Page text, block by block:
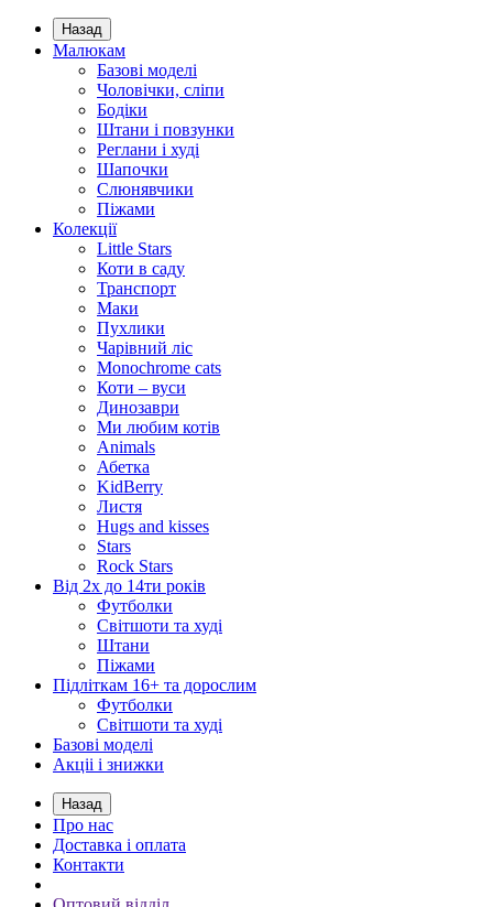
Назад
Малюкам
Базові моделі
Чоловічки, сліпи
Бодіки
Штани і повзунки
Реглани і худі
Шапочки
Слюнявчики
Піжами
Колекції
Little Stars
Коти в саду
Транспорт
Маки
Пухлики
Чарівний ліс
Monochrome cats
Коти – вуси
Динозаври
Ми любим котів
Animals
Абетка
KidBerry
Листя
Hugs and kisses
Stars
Rock Stars
Від 2х до 14ти років
Футболки
Світшоти та худі
Штани
Піжами
Підліткам 16+ та дорослим
Футболки
Світшоти та худі
Базові моделі
Акціі і знижки
Назад
Про нас
Доставка і оплата
Контакти